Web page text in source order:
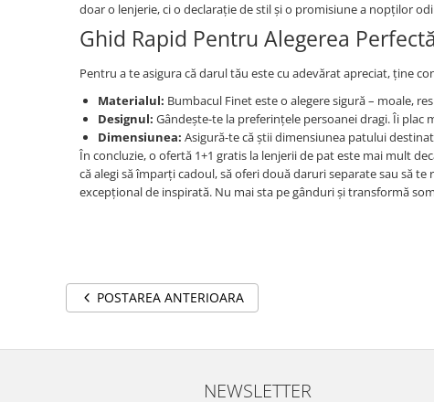
doar o lenjerie, ci o declarație de stil și o promisiune a nopților
Ghid Rapid Pentru Alegerea Perfectă
Pentru a te asigura că darul tău este cu adevărat apreciat, ține
Materialul: Bumbacul Finet este o alegere sigură – moale,
Designul: Gândește-te la preferințele persoanei dragi. Îi
Dimensiunea: Asigură-te că știi dimensiunea patului
În concluzie, o ofertă 1+1 gratis la lenjerii de pat este mai mult
că alegi să împarți cadoul, să oferi două daruri separate sau să
excepțional de inspirată. Nu mai sta pe gânduri și transformă
POSTAREA ANTERIOARA
NEWSLETTER